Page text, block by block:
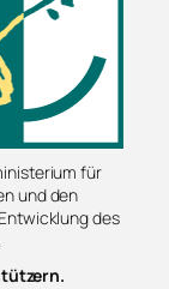
für
und den
des